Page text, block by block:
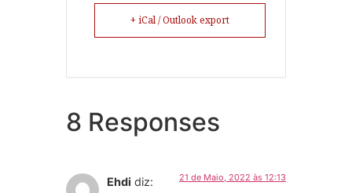
+ iCal / Outlook export
8 Responses
Ehdi diz: 21 de Maio, 2022 às 12:13